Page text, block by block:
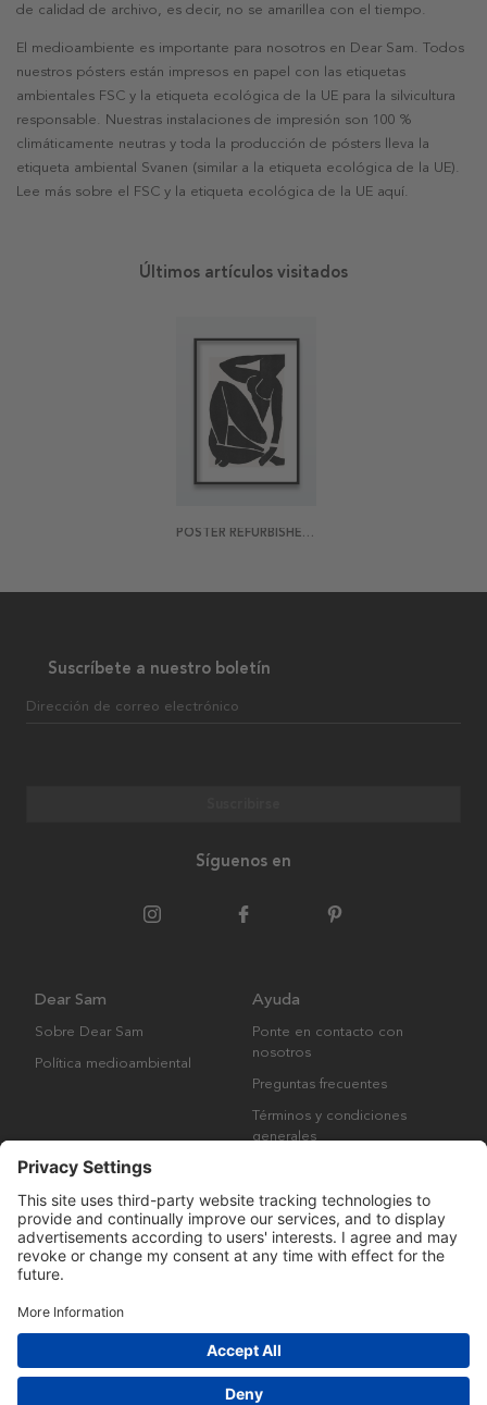
de calidad de archivo, es decir, no se amarillea con el tiempo.
El medioambiente es importante para nosotros en Dear Sam. Todos
nuestros pósters están impresos en papel con las etiquetas
ambientales FSC y la etiqueta ecológica de la UE para la silvicultura
responsable. Nuestras instalaciones de impresión son 100 %
climáticamente neutras y toda la producción de pósters lleva la
etiqueta ambiental Svanen (similar a la etiqueta ecológica de la UE).
Lee más sobre el FSC y la etiqueta ecológica de la UE aquí.
Últimos artículos visitados
POSTER REFURBISHED MATISSE 2
Suscríbete a nuestro boletín
Dirección de correo electrónico
Síguenos en
Dear Sam
Sobre Dear Sam
Política medioambiental
Ayuda
Ponte en contacto con
nosotros
Preguntas frecuentes
Términos y condiciones
generales
Derechos de autor © Many Brands AB 2023. Todos los derechos